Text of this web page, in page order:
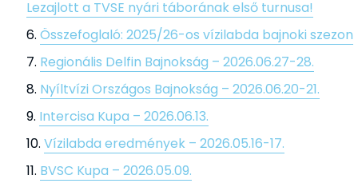
Lezajlott a TVSE nyári táborának első turnusa!
Összefoglaló: 2025/26-os vízilabda bajnoki szezon
Regionális Delfin Bajnokság – 2026.06.27-28.
Nyíltvízi Országos Bajnokság – 2026.06.20-21.
Intercisa Kupa – 2026.06.13.
Vízilabda eredmények – 2026.05.16-17.
BVSC Kupa – 2026.05.09.